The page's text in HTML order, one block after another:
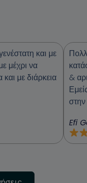
και με
μέχρι να
με διάρκεια
&
Efi